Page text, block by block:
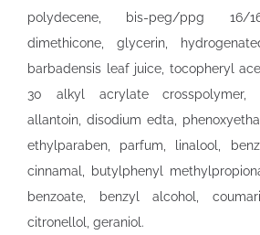
polydecene, bis-peg/ppg 16/
dimethicone, glycerin,
barbadensis leaf juice, tocopheryl
30 alkyl acrylate crosspolymer,
allantoin, disodium edta,
ethylparaben, parfum, linalool,
cinnamal, butylphenyl
benzoate, benzyl alcohol,
citronellol, geraniol.